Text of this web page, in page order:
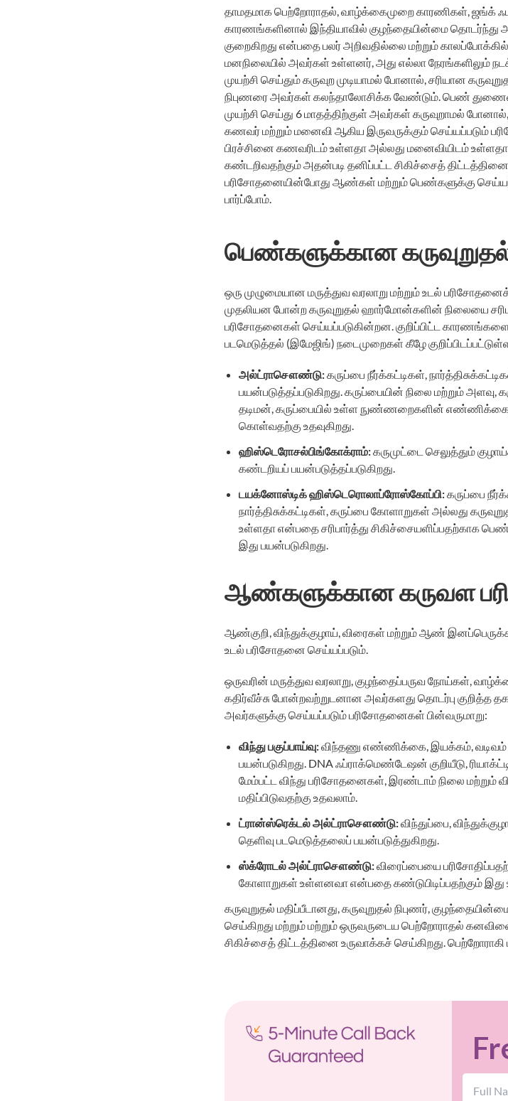
தாமதமாக பெற்றோராதல், வாழ்க்கைமுறை காரணிகள், ஜங்க்
காரணங்களினால் இந்தியாவில் குழந்தையின்மை தொடர்ந்து
குறைகிறது என்பதை பலர் அறிவதில்லை மற்றும்
மனநிலையில் அவர்கள் உள்ளனர், அது எல்லா நேரங்களிலும்
முயற்சி செய்தும் கருவுற முடியாமல் போனால், சரியான
நிபுணரை அவர்கள் கலந்தாலோசிக்க வேண்டும். பெண்
முயற்சி செய்து 6 மாதத்திற்குள் அவர்கள் கருவுறாமல்
கணவர் மற்றும் மனைவி ஆகிய இருவருக்கும் செய்யப்படும்
பிரச்சினை கணவரிடம் உள்ளதா அல்லது மனைவியிடம்
கண்டறிவதற்கும் அதன்படி தனிப்பட்ட சிகிச்சைத் திட்டத்தினை
பரிசோதனையின்போது ஆண்கள் மற்றும் பெண்களுக்கு
பார்ப்போம்.
பெண்களுக்கான
ஒரு முழுமையான மருத்துவ வரலாறு மற்றும் உடல்
முதலியன போன்ற கருவுறுதல் ஹார்மோன்களின் நிலையை
பரிசோதனைகள் செய்யப்படுகின்றன. குறிப்பிட்ட
படமெடுத்தல் (இமேஜிங்) நடைமுறைகள் கீழே
அல்ட்ராசௌண்டு:கருப்பை நீர்க்கட்டிகள்,
பயன்படுத்தப்படுகிறது. கருப்பையின் நிலை மற்றும்
தடிமன், கருப்பையில் உள்ள நுண்ணறைகளின் எண்ணிக்கை,
கொள்வதற்கு உதவுகிறது.
ஹிஸ்டெரோசல்பிங்கோக்ராம்:கருமுட்டை செலுத்தும்
கண்டறியப் பயன்படுத்தப்படுகிறது.
டயக்னோஸ்டிக்ஹிஸ்டெரொலாப்ரோஸ்கோப்பி:கருப்பை
நார்த்திசுக்கட்டிகள், கருப்பை கோளாறுகள் அல்லது
உள்ளதா என்பதை சரிபார்த்து சிகிச்சையளிப்பதற்காக
இது பயன்படுகிறது.
ஆண்களுக்கான கருவள
ஆண்குறி, விந்துக்குழாய், விரைகள் மற்றும் ஆண்
உடல் பரிசோதனை செய்யப்படும்.
ஒருவரின் மருத்துவ வரலாறு, குழந்தைப்பருவ நோய்கள்,
கதிர்வீச்சு போன்றவற்றுடனான அவர்களது தொடர்பு குறித்த
அவர்களுக்கு செய்யப்படும் பரிசோதனைகள் பின்வருமாறு:
விந்துபகுப்பாய்வு:விந்தணு எண்ணிக்கை, இயக்கம்,
பயன்படுகிறது. DNA ஃப்ராக்மெண்டேஷன் குறியீடு,
மேம்பட்ட விந்து பரிசோதனைகள், இரண்டாம் நிலை மற்றும்
மதிப்பிடுவதற்கு உதவலாம்.
ட்ரான்ஸ்ரெக்டல்அல்ட்ராசௌண்டு:விந்துப்பை,
தெளிவு படமெடுத்தலைப் பயன்படுத்துகிறது.
ஸ்க்ரோடல்அல்ட்ராசௌண்டு:விரைப்பையை
கோளாறுகள் உள்ளனவா என்பதை கண்டுபிடிப்பதற்கும் இது
கருவுறுதல் மதிப்பீடானது, கருவுறுதல் நிபுணர்,
செய்கிறது மற்றும் மற்றும் ஒருவருடைய பெற்றோராதல்
சிகிச்சைத் திட்டத்தினை உருவாக்கச் செய்கிறது.